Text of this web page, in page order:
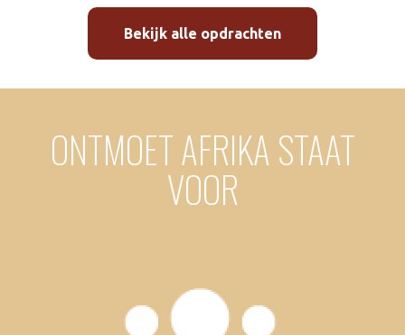
Bekijk alle opdrachten
ONTMOET AFRIKA STAAT
VOOR